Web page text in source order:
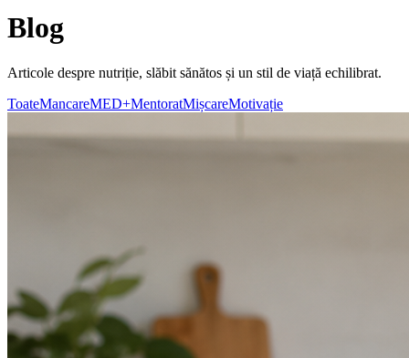
Blog
Articole despre nutriție, slăbit sănătos și un stil de viață echilibrat.
ToateMancareMED+MentoratMișcareMotivație